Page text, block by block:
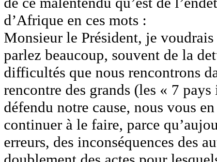
d’Afrique en ces mots :
Monsieur le Président, je voudrais
parlez beaucoup, souvent de la
difficultés que nous rencontrons
rencontre des grands (les « 7
défendu notre cause, nous vous
continuer à le faire, parce
erreurs, des inconséquences des